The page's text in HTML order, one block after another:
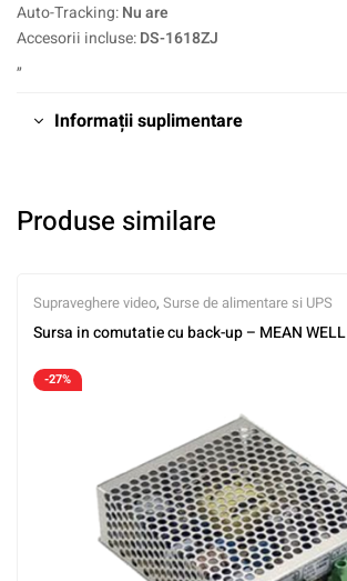
Auto-Tracking:Nu are
Accesorii incluse:DS-1618ZJ
„
Informații suplimentare
Produse similare
Supraveghere video, Surse de alimentare si UPS
Sursa in comutatie cu back-up – MEAN
-27%